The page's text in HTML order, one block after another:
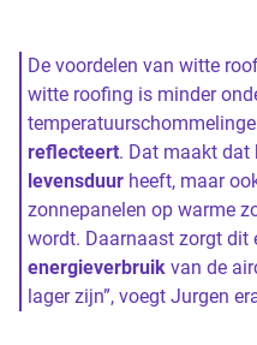
De voordelen van witte
witte roofing is minder
reflecteert. Dat maakt dat
levensduur heeft, maar
zonnepanelen op warme
wordt. Daarnaast zorgt dit
energieverbruik van de
lager zijn”, voegt Jurgen